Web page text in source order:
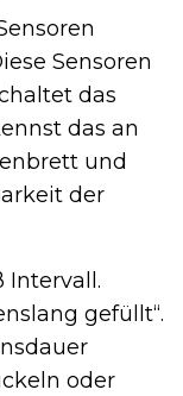
Sensoren
das
das an
und
der
Intervall.
gefüllt“.
oder